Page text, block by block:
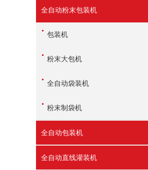
全自动粉末包装机
包装机
粉末大包机
全自动袋装机
粉末制袋机
全自动包装机
全自动直线灌装机